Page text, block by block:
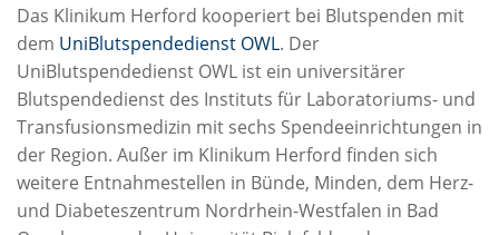
Das Klinikum Herford kooperiert bei Blutspenden mit
dem UniBlutspendedienst OWL. Der
UniBlutspendedienst OWL ist ein universitärer
Blutspendedienst des Instituts für Laboratoriums- und
Transfusionsmedizin mit sechs Spendeeinrichtungen in
der Region. Außer im Klinikum Herford finden sich
weitere Entnahmestellen in Bünde, Minden, dem Herz-
und Diabeteszentrum Nordrhein-Westfalen in Bad